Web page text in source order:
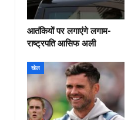
आतंकियों पर लगाएंगे लगाम-
राष्ट्रपति आसिफ अली
खेल